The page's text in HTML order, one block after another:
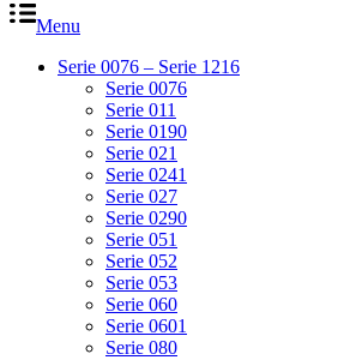
Menu
Serie 0076 – Serie 1216
Serie 0076
Serie 011
Serie 0190
Serie 021
Serie 0241
Serie 027
Serie 0290
Serie 051
Serie 052
Serie 053
Serie 060
Serie 0601
Serie 080